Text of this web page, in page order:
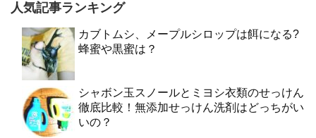
人気記事ランキング
カブトムシ、メープルシロップは餌になる?
蜂蜜や黒蜜は？
シャボン玉スノールとミヨシ衣類のせっけん
徹底比較！無添加せっけん洗剤はどっちがい
いの？